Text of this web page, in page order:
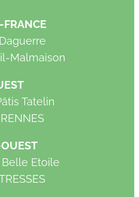
Malmaison
Tatelin
Etoile